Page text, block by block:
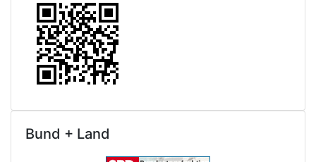
Bund + Land